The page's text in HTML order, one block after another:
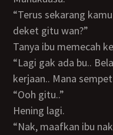
“Terus sekarang kamu gak ada perempuan yg lagi
deket gitu wan?”
Tanya ibu memecah
“Lagi gak ada bu.. Belakangan ini aku kan sibuk nyari
kerjaan.. Mana
“Ooh gitu..”
Hening lagi.
“Nak, maafkan ibu nak..” suara ibu bergetar, aku